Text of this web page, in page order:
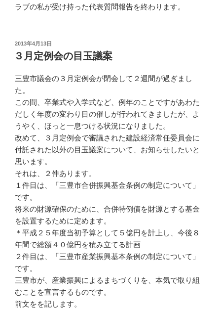
ラブの私が受け持った代表質問報告を終わります。
投
稿
日:
2013年4月13日
３月定例会の目玉議案
三豊市議会の３月定例会が閉会して２週間が過ぎまし
た。
この間、卒業式や入学式など、例年のことですがあわた
だしく年度の変わり目の催しが行われてきましたが、よ
うやく、ほっと一息つける状況になりました。
改めて、３月定例会で審議された建設経済常任委員会に
付託された以外の目玉議案について、お知らせしたいと
思います。
それは、２件あります。
１件目は、「三豊市合併振興基金条例の制定について」
です。
将来の財源確保のために、合併特例債を財源とする基金
を設置するために定めます。
＊平成２５年度当初予算として５億円を計上し、今後８
年間で総額４０億円を積み立てる計画
２件目は、「三豊市産業振興基本条例の制定について」
です。
三豊市が、産業振興によるまちづくりを、本気で取り組
むことを宣言するものです。
前文をを記します。